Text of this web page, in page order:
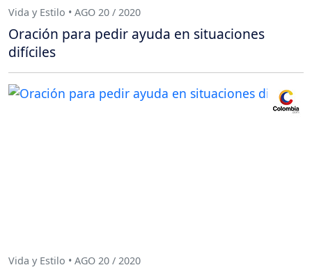
Vida y Estilo • AGO 20 / 2020
Oración para pedir ayuda en situaciones
difíciles
Vida y Estilo • AGO 20 / 2020